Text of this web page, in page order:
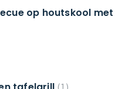
op houtskool met